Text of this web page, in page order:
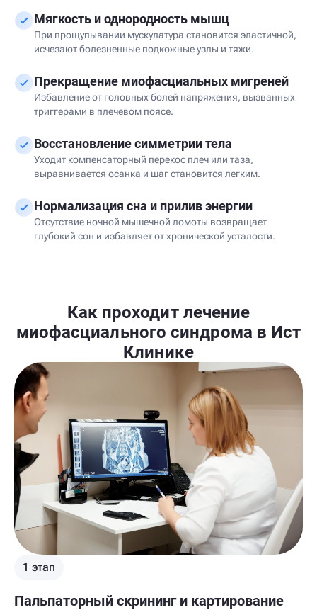
Мягкость и однородность мышц
При прощупывании мускулатура становится эластичной,
исчезают болезненные подкожные узлы и тяжи.
Прекращение миофасциальных мигреней
Избавление от головных болей напряжения, вызванных
триггерами в плечевом поясе.
Восстановление симметрии тела
Уходит компенсаторный перекос плеч или таза,
выравнивается осанка и шаг становится легким.
Нормализация сна и прилив энергии
Отсутствие ночной мышечной ломоты возвращает
глубокий сон и избавляет от хронической усталости.
Как проходит лечение
миофасциального синдрома в Ист
Клинике
1 этап
Пальпаторный скрининг и картирование